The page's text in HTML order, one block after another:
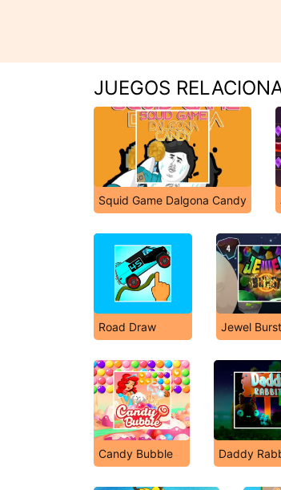
JUEGOS
Squid Game Dalgona Candy
Road Draw Jewel Burst
Candy Bubble Daddy